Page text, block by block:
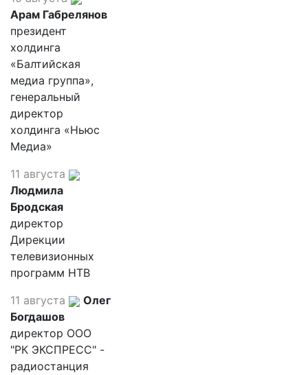
Арам Габрелянов
президент
холдинга
«Балтийская
медиа группа»,
генеральный
директор
холдинга «Ньюс
Медиа»
11 августа
Людмила
Бродская
директор
Дирекции
телевизионных
программ НТВ
11 августа
Олег
Богдашов
директор ООО
"РК ЭКСПРЕСС" -
радиостанция